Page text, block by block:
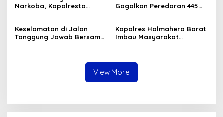
Narkoba, Kapolresta
Provinsi Maluku Utara
Gagalkan Peredaran 445
Keselamatan di Jalan
Tanggung Jawab Bersama,
Kapolres Halmahera Barat
Imbau Masyarakat
View More